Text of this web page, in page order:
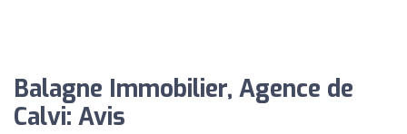
Balagne Immobilier, Agence de
Calvi: Avis